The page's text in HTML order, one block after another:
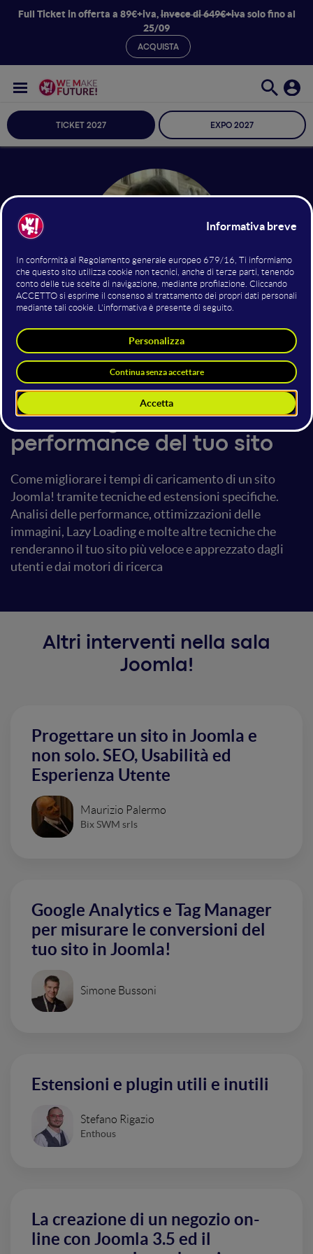
Full Ticket in offerta a 89€+iva,invece di 649€+ivasolo fino al
25/09
ACQUISTA
TICKET 2027 EXPO 2027
8 luglio 201618:00 - 18:40
Joomla!
Come migliorare le
performance del tuo sito
Come migliorare i tempi di caricamento di un sito
Joomla! tramite tecniche ed estensioni specifiche.
Analisi delle performance, ottimizzazioni delle
immagini, Lazy Loading e molte altre tecniche che
renderanno il tuo sito più veloce e apprezzato dagli
utenti e dai motori di ricerca
Altri interventi nella sala
Joomla!
Progettare un sito in Joomla e
non solo. SEO, Usabilità ed
Esperienza Utente
Maurizio Palermo
Bix SWM srls
Google Analytics e Tag Manager
per misurare le conversioni del
tuo sito in Joomla!
Simone Bussoni
Estensioni e plugin utili e inutili
Stefano Rigazio
Enthous
La creazione di un negozio on-
line con Joomla 3.5 ed il